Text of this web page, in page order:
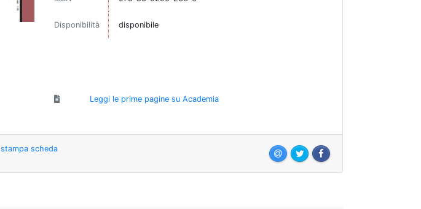
Disponibilità disponibile
Leggi le prime pagine su Academia
stampa scheda